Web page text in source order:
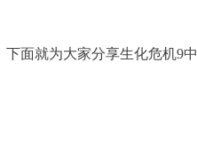
面就为大家分享生化危机9中